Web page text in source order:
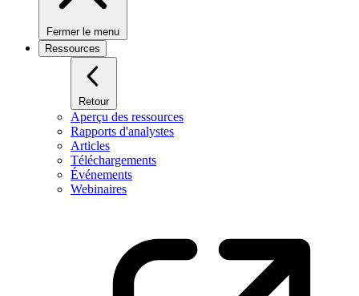
Fermer le menu
Ressources
Retour
Aperçu des ressources
Rapports d'analystes
Articles
Téléchargements
Événements
Webinaires